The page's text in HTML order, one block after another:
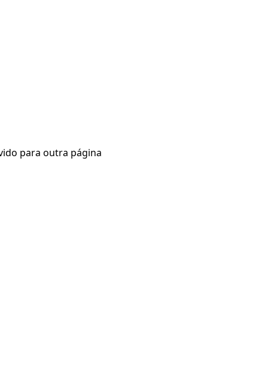
para outra página